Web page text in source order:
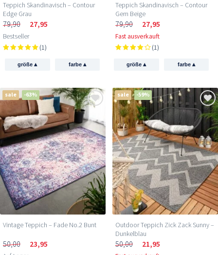
Teppich Skandinavisch – Contour
Edge Grau
79,90 27,95
Bestseller
(1)
größe▴ farbe ▴
Teppich Skandinavisch – Contour
Gem Beige
79,90 27,95
Fast ausverkauft
(1)
größe▴ farbe ▴
sale -63%
Vintage Teppich – Fade No.2 Bunt
50,00 23,95
sale -59%
Outdoor Teppich Zick Zack Sunny –
Dunkelblau
50,00 21,95